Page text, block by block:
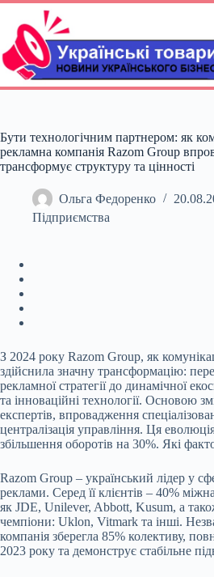
Перейти
вмісту
Бути технологічним партнером: як
рекламна компанія Razom Group
трансформує структуру та цінності
Ольга Федоренко
Підприємства
З 2024 року Razom Group, як
здійснила значну трансформацію:
рекламної стратегії до динамічної
та інноваційні технології. Основою
експертів, впровадження
централізація управління. Ця
збільшення оборотів на 30%. Які
Razom Group – український лідер у
реклами. Серед її клієнтів – 40%
як JDE, Unilever, Abbott, Kusum, а
чемпіони: Uklon, Vitmark та інші.
компанія зберегла 85% колективу,
2023 року та демонструє стабільне